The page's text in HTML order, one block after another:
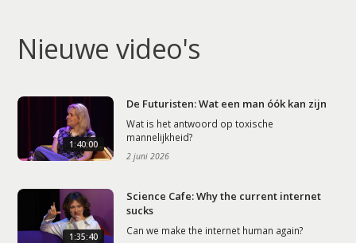
Nieuwe video's
1:40:00
De Futuristen: Wat een man óók kan zijn
Wat is het antwoord op toxische
mannelijkheid?
2 juni 2026
1:35:40
Science Cafe: Why the current internet
sucks
Can we make the internet human again?